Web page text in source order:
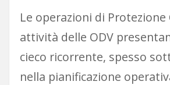
Le operazioni di Protezione
attività delle ODV
cieco ricorrente, spesso
nella pianificazione